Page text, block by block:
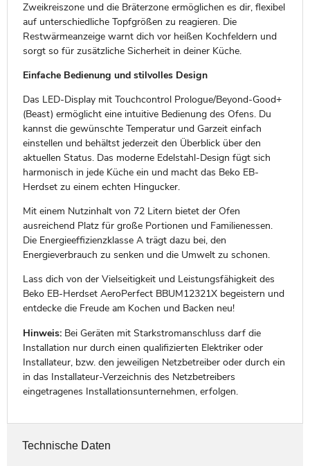
Zweikreiszone und die Bräterzone ermöglichen es dir, flexibel
auf unterschiedliche Topfgrößen zu reagieren. Die
Restwärmeanzeige warnt dich vor heißen Kochfeldern und
sorgt so für zusätzliche Sicherheit in deiner Küche.
Einfache Bedienung und stilvolles Design
Das LED-Display mit Touchcontrol Prologue/Beyond-Good+
(Beast) ermöglicht eine intuitive Bedienung des Ofens. Du
kannst die gewünschte Temperatur und Garzeit einfach
einstellen und behältst jederzeit den Überblick über den
aktuellen Status. Das moderne Edelstahl-Design fügt sich
harmonisch in jede Küche ein und macht das Beko EB-
Herdset zu einem echten Hingucker.
Mit einem Nutzinhalt von 72 Litern bietet der Ofen
ausreichend Platz für große Portionen und Familienessen.
Die Energieeffizienzklasse A trägt dazu bei, den
Energieverbrauch zu senken und die Umwelt zu schonen.
Lass dich von der Vielseitigkeit und Leistungsfähigkeit des
Beko EB-Herdset AeroPerfect BBUM12321X begeistern und
entdecke die Freude am Kochen und Backen neu!
Hinweis:Bei Geräten mit Starkstromanschluss darf die
Installation nur durch einen qualifizierten Elektriker oder
Installateur, bzw. den jeweiligen Netzbetreiber oder durch ein
in das Installateur-Verzeichnis des Netzbetreibers
eingetragenes Installationsunternehmen, erfolgen.
Technische Daten